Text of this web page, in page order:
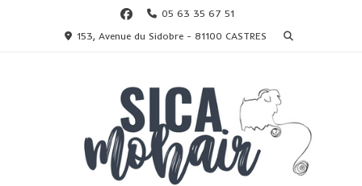
05 63 35 67 51
153, Avenue du Sidobre - 81100 CASTRES